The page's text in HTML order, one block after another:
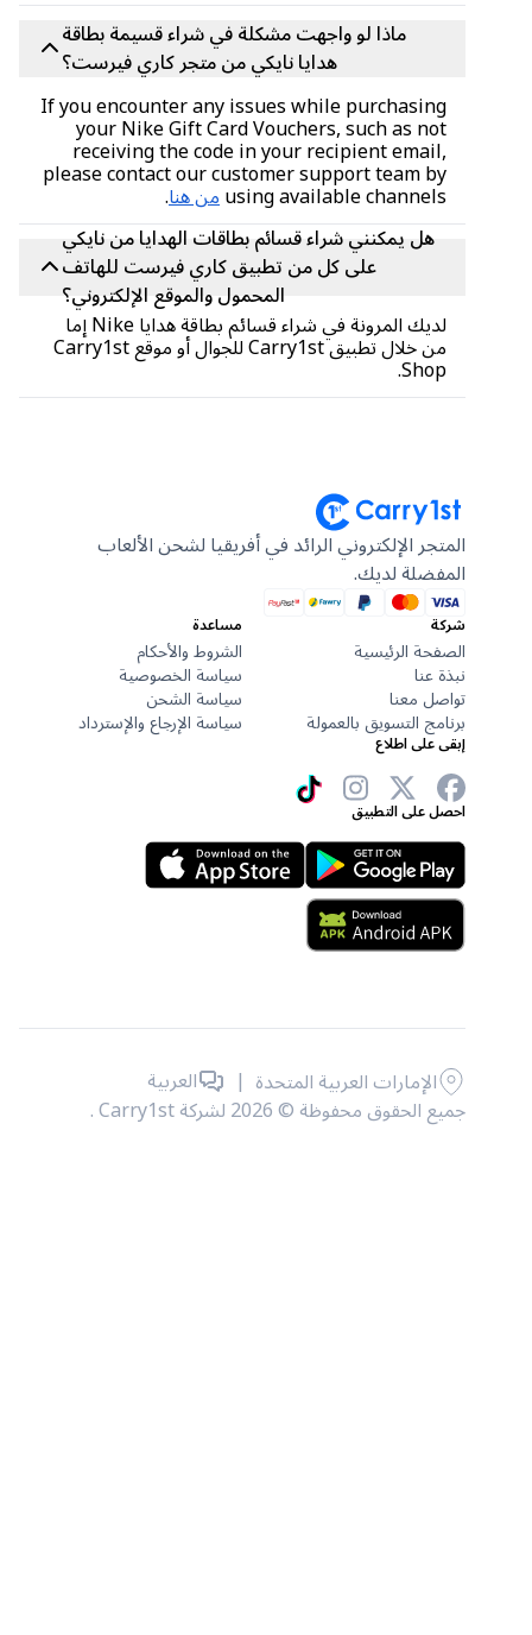
ماذا لو واجهت مشكلة في شراء قسيمة بطاقة
هدايا نايكي من متجر كاري فيرست؟
If you encounter any issues while purchasing
your Nike Gift Card Vouchers, such as not
receiving the code in your recipient email,
please contact our customer support team by
using available channelsمن هنا.
هل يمكنني شراء قسائم بطاقات الهدايا من نايكي
على كل من تطبيق كاري فيرست للهاتف
المحمول والموقع الإلكتروني؟
لديك المرونة في شراء قسائم بطاقة هدايا Nike إما
من خلال تطبيق Carry1st للجوال أو موقع Carry1st
المتجر الإلكتروني الرائد في أفريقيا لشحن الألعاب
المفضلة لديك.
الصفحة الرئيسية
نبذة عنا
تواصل معنا
برنامج التسويق بالعمولة
مساعدة
الشروط والأحكام
سياسة الخصوصية
سياسة الشحن
سياسة الإرجاع والإسترداد
إبقى على اطلاع
احصل على التطبيق
جميع الحقوق محفوظة © 2026 لشركة Carry1st .
الإمارات العربية المتحدة | العربية